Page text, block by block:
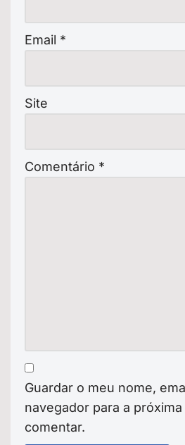
Email *
Site
Comentário *
Guardar o meu nome,
navegador para a
comentar.